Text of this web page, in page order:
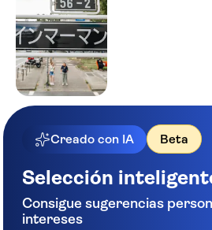
Creado con IA Beta
Selección
Consigue sugerencias
intereses